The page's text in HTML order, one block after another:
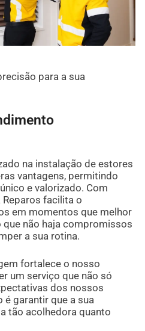
para a sua
na instalação de estores
vantagens, permitindo
e valorizado. Com
facilita o
em momentos que melhor
que não haja compromissos
a sua rotina.
fortalece o nosso
um serviço que não só
dos nossos
é garantir que a sua
tão acolhedora quanto